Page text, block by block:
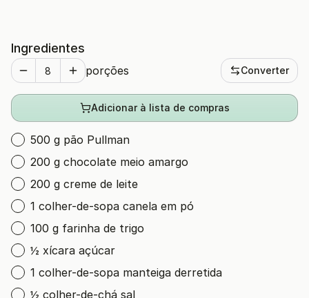
Ingredientes
porções Converter
Adicionar à lista de compras
500 g pão Pullman
200 g chocolate meio amargo
200 g creme de leite
1 colher-de-sopa canela em pó
100 g farinha de trigo
½ xícara açúcar
1 colher-de-sopa manteiga derretida
½ colher-de-chá sal